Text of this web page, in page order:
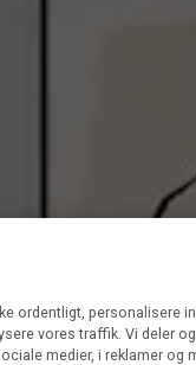
ordentligt, personalisere
vores traffik. Vi deler
medier, i reklamer og